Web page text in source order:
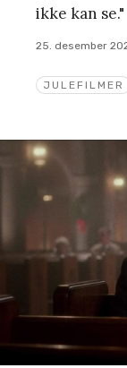
JULEFILMER
ikke kan se."
25. desember